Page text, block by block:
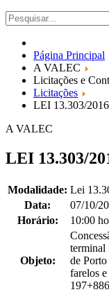
Página Principal
A VALEC
Licitações e
Licitações
LEI 13.303/
A VALEC
LEI 13.303/
Modalidade: Lei
Data:
07/10/
Horário:
10:00
Objeto:
terminal
de
farelos